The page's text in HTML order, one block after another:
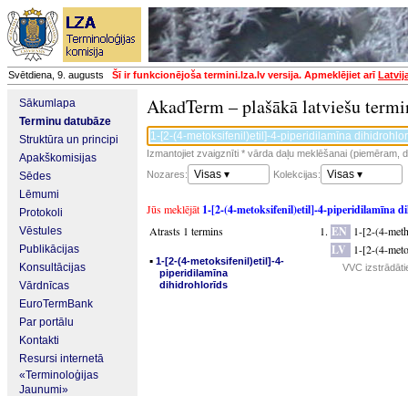
Svētdiena, 9. augusts Šī ir funkcionējoša termini.lza.lv versija. Apmeklējiet arī
Sākumlapa
Terminu datubāze
Struktūra un principi
Apakškomisijas
Sēdes
Lēmumi
Protokoli
Vēstules
Publikācijas
Konsultācijas
Vārdnīcas
EuroTermBank
Par portālu
Kontakti
Resursi internetā
«Terminoloģijas
Jaunumi»
AkadTerm – plašākā latviešu
Izmantojiet zvaigznīti * vārda daļu meklēšanai (piemēram,
Nozares:
Visas ▾ Kolekcijas: Visas ▾
Jūs meklējāt 1-[2-(4-metoksifenil)etil]-4-piperidilamīna
Atrasts 1 termins
▪ 1-[2-(4-metoksifenil)etil]-4-
piperidilamīna
dihidrohlorīds
EN 1-[2-(4-
LV 1-[2-(4-
VVC